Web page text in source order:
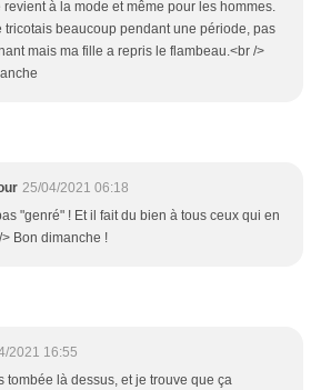
revient à la mode et même pour les hommes.
tricotais beaucoup pendant une période, pas
mais ma fille a repris le flambeau.<br />
25/04/2021 06:18
"genré" ! Et il fait du bien à tous ceux qui en
Bon dimanche !
2021 16:55
tombée là dessus, et je trouve que ça